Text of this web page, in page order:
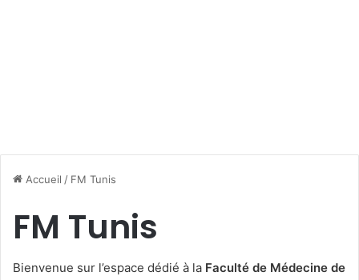
Accueil / FM Tunis
FM Tunis
Bienvenue sur l’espace dédié à la Faculté de Médecine de